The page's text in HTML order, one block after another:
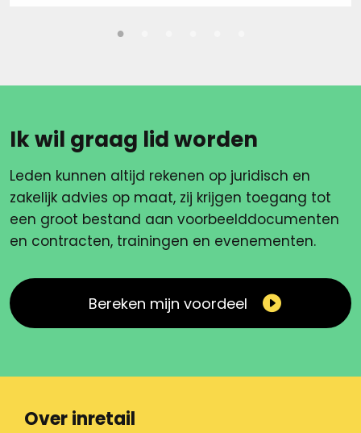
Ik wil graag lid worden
Leden kunnen altijd rekenen op juridisch en
zakelijk advies op maat, zij krijgen toegang tot
een groot bestand aan voorbeelddocumenten
en contracten, trainingen en evenementen.
Bereken mijn voordeel
Over inretail